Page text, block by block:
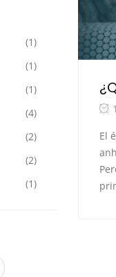
El
(1)
(1)
(1)
(4)
(2)
(2)
(1)